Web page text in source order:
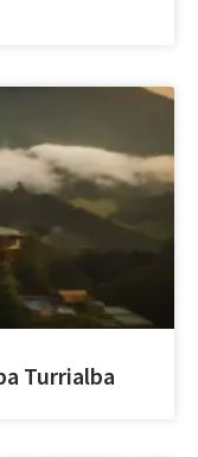
Turrialba